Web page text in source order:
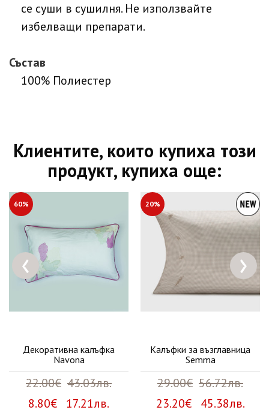
се суши в сушилня. Не използвайте
избелващи препарати.
Състав
100% Полиестер
Клиентите, които купиха този
продукт, купиха още:
60%
Декоративна калъфка
Navona
22.00€ 43.03лв.
8.80€ 17.21лв.
20%
Калъфки за възглавница
Semma
29.00€ 56.72лв.
23.20€ 45.38лв.
‹ ›